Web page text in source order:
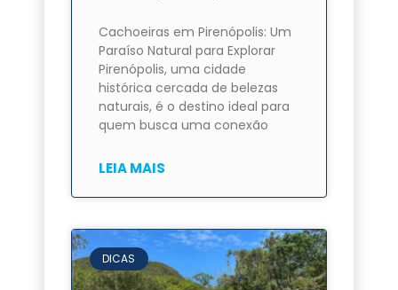
Cachoeiras em Pirenópolis: Um
Paraíso Natural para Explorar
Pirenópolis, uma cidade
histórica cercada de belezas
naturais, é o destino ideal para
quem busca uma conexão
LEIA MAIS
DICAS